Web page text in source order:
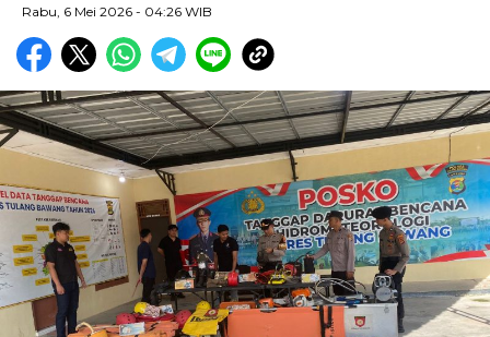
Rabu, 6 Mei 2026 - 04:26 WIB